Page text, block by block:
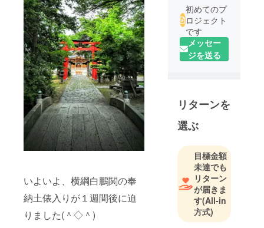
いよいよ、横綱白鵬関の奉
納土俵入りが１週間後に迫
りました(＾◇＾)
初めてのプ
ロジェクト
です
メッセー
ジを送る
リターンを
選ぶ
目標金額
未達でも
リターン
が届きま
す(All-in
方式)